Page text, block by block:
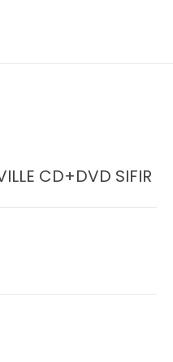
CD+DVD SIFIR